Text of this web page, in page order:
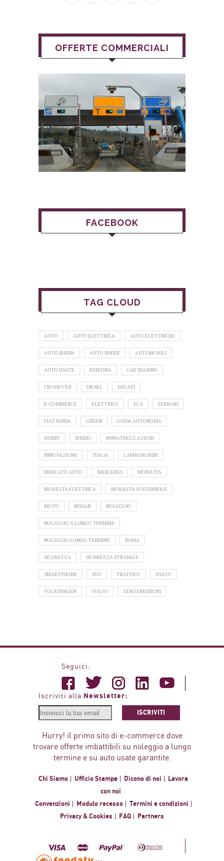
OFFERTE COMMERCIALI
FACEBOOK
TAG CLOUD
AUTO AUTO ELETTRICA AUTO ELETTRICHE
AUTO IBRIDA AUTO IBRIDE AUTOMOBILI
AUTO USATE BENZINA CAR SHARING
CROSSOVER DIESEL DUCATI
E-COMMERCE ELETTRICO FCA FERRARI
FIAT PANDA GREEN GUIDA AUTONOMA
HURRY IBRIDO IMMATRICOLAZIONI
INNOVAZIONE ITALIA LAMBORGHINI
MERCATO AUTO MERCEDES MOBILITÀ
MOBILITÀ ELETTRICA MOBILITÀ SOSTENIBILE
MOTO NISSAN NOLEGGIO
NOLEGGIO A LUNGO TERMINE
NOLEGGIO LUNGO TERMINE ROMA
SICUREZZA SICUREZZA STRADALE
SMARTPHONE SUV TRAFFICO USATO
VOLKSWAGEN VOLVO ZERO EMISSIONI
Seguici:
Iscriviti alla Newsletter:
ISCRIVITI
Hurry! il primo sito di e-commerce dove
trovare offerte imbattibili su noleggio a lungo
termine e su auto usate garantite.
Chi Siamo Ufficio Stampa Dicono di noi
Lavora
con noi
Convenzioni
Modulo recesso
Termini e condizioni
Privacy & Cookies
FAQ Partners